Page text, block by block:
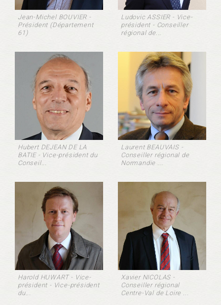
Jean-Michel BOUVIER -
Président (Département
61)
Ludovic ASSIER - Vice-
président - Conseiller
régional de...
Hubert DEJEAN DE LA
BATIE - Vice-président du
Conseil...
Laurent BEAUVAIS -
Conseiller régional de
Normandie ...
Harold HUWART - Vice-
président - Vice-président
du...
Xavier NICOLAS -
Conseiller régional
Centre-Val de Loire ...